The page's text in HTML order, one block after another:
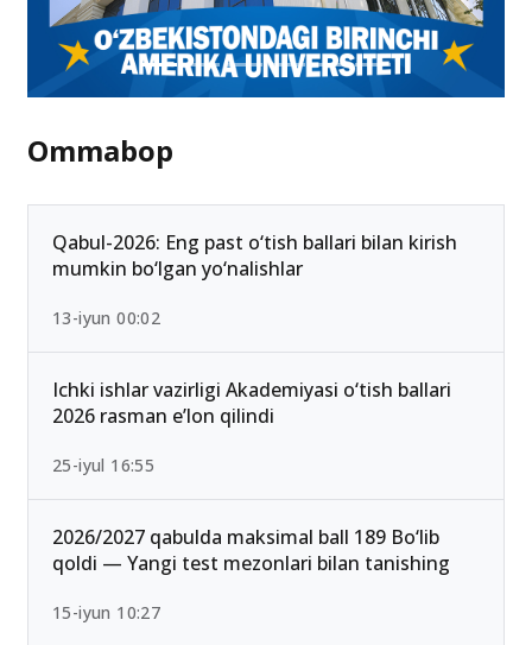
Ommabop
Qabul-2026: Eng past o‘tish ballari bilan kirish
mumkin bo‘lgan yo‘nalishlar
13-iyun 00:02
Ichki ishlar vazirligi Akademiyasi o‘tish ballari
2026 rasman e’lon qilindi
25-iyul 16:55
2026/2027 qabulda maksimal ball 189 Bo‘lib
qoldi — Yangi test mezonlari bilan tanishing
15-iyun 10:27